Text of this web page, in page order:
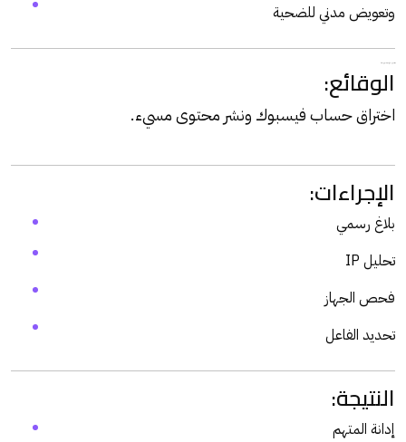
وتعويض مدني للضحية
الوقائع:
اختراق حسابفيسبوك ونشر محتوى مسيء.
الإجراءات:
بلاغ رسمي
تحليل IP
فحص الجهاز
تحديد الفاعل
النتيجة:
إدانة المتهم